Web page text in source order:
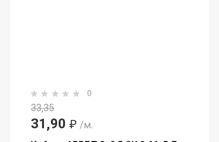
0
33,35
31,90 ₽ /м.